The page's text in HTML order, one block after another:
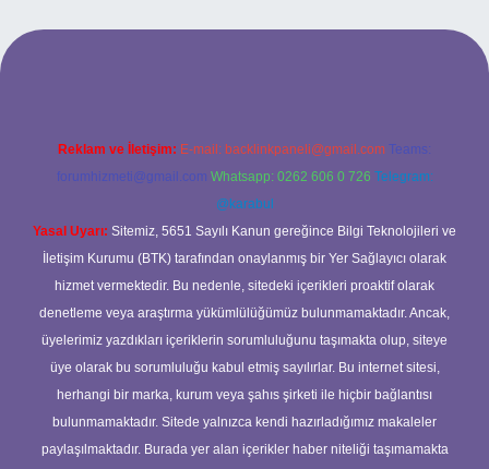
www.tulipbet.online/
Reklam ve İletişim: E-mail: backlinkpaneli@gmail.com Teams:
forumhizmeti@gmail.com Whatsapp: 0262 606 0 726 Telegram:
@karabul
Yasal Uyarı: Sitemiz, 5651 Sayılı Kanun gereğince Bilgi Teknolojileri ve
İletişim Kurumu (BTK) tarafından onaylanmış bir Yer Sağlayıcı olarak
hizmet vermektedir. Bu nedenle, sitedeki içerikleri proaktif olarak
denetleme veya araştırma yükümlülüğümüz bulunmamaktadır. Ancak,
üyelerimiz yazdıkları içeriklerin sorumluluğunu taşımakta olup, siteye
üye olarak bu sorumluluğu kabul etmiş sayılırlar. Bu internet sitesi,
herhangi bir marka, kurum veya şahıs şirketi ile hiçbir bağlantısı
bulunmamaktadır. Sitede yalnızca kendi hazırladığımız makaleler
paylaşılmaktadır. Burada yer alan içerikler haber niteliği taşımamakta